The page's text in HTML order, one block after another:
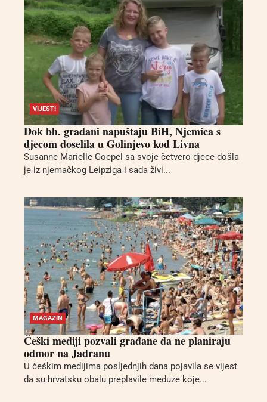
VIJESTI
Dok bh. građani napuštaju BiH, Njemica s
djecom doselila u Golinjevo kod Livna
Susanne Marielle Goepel sa svoje četvero djece došla
je iz njemačkog Leipziga i sada živi...
MAGAZIN
Češki mediji pozvali građane da ne planiraju
odmor na Jadranu
U češkim medijima posljednjih dana pojavila se vijest
da su hrvatsku obalu preplavile meduze koje...